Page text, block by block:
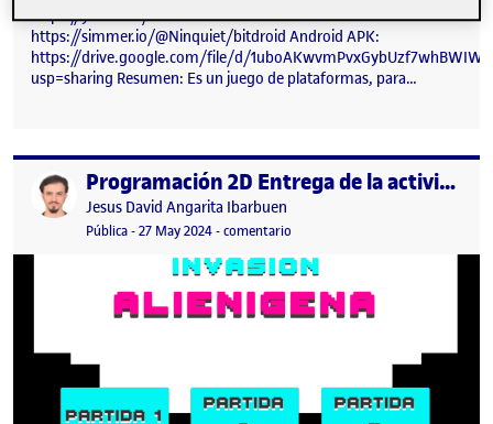
https://youtu.be/00tMO94JzMw Build: WEBGL:
https://simmer.io/@Ninquiet/bitdroid Android APK:
https://drive.google.com/file/d/
usp=sharing Resumen: Es un juego de plataformas, para…
Publicado por Programación 2D Entrega de la actividad 3 – INVASION ALIENIGENA
Publicado por
Jesus David Angarita Ibarbuen
Visibilidad:
Pública-Fecha de publicación
27 May 202427 mayo, 2024 10:34 pm
-comentario